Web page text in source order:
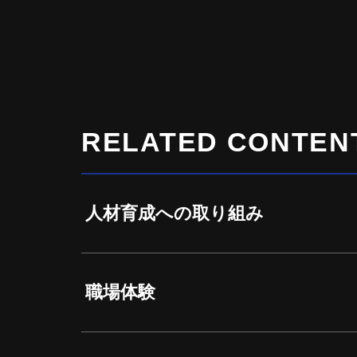
RELATED
人材育成への取り組み
職場体験